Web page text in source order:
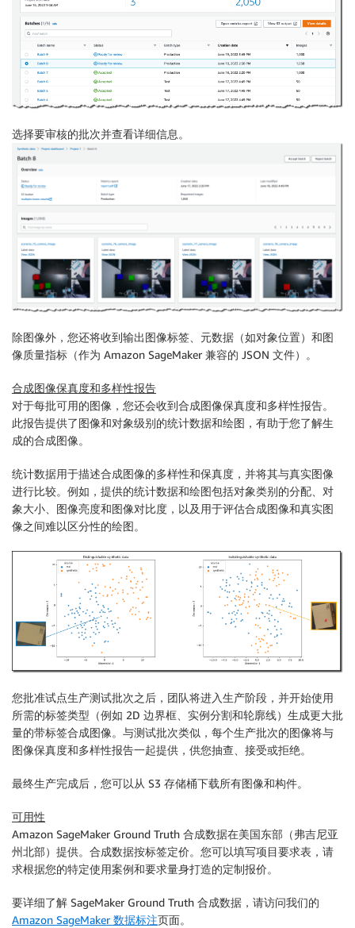
选择要审核的批次并查看详细信息 。
除图像外，您还将收到输出图像标签、元数据（如对象位置）和图
像质量指标（作为 Amazon SageMaker 兼容的 JSON 文件）。
合成图像保真度和多样性报告
对于每批可用的图像，您还会收到合成图像保真度和多样性报告。
此报告提供了图像和对象级别的统计数据和绘图，有助于您了解生
成的合成图像。
统计数据用于描述合成图像的多样性和保真度，并将其与真实图像
进行比较。例如，提供的统计数据和绘图包括对象类别的分配、对
象大小、图像亮度和图像对比度，以及用于评估合成图像和真实图
像之间难以区分性的绘图。
您批准试点生产测试批次之后，团队将进入生产阶段，并开始使用
所需的标签类型（例如 2D 边界框、实例分割和轮廓线）生成更大批
量的带标签合成图像。与测试批次类似，每个生产批次的图像将与
图像保真度和多样性报告一起提供，供您抽查、接受或拒绝。
最终生产完成后，您可以从 S3 存储桶下载所有图像和构件。
可用性
Amazon SageMaker Ground Truth 合成数据在美国东部（弗吉尼亚
州北部）提供。合成数据按标签定价。您可以填写项目要求表，请
求根据您的特定使用案例和要求量身打造的定制报价。
要详细了解 SageMaker Ground Truth 合成数据，请访问我们的
Amazon SageMaker 数据标注页面。